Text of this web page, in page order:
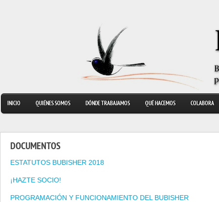
INICIO QUIÉNES SOMOS DÓNDE TRABAJAMOS QUÉ HACEMOS COLABORA
DOCUMENTOS
ESTATUTOS BUBISHER 2018
¡HAZTE SOCIO!
PROGRAMACIÓN Y FUNCIONAMIENTO DEL BUBISHER